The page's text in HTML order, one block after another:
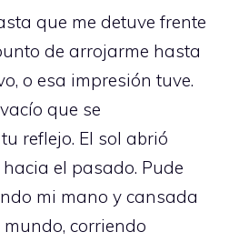
que me detuve frente
de arrojarme hasta
o esa impresión tuve.
que se
reflejo. El sol abrió
el pasado. Pude
mi mano y cansada
corriendo